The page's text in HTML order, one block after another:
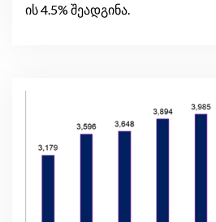
ის 4.5% შეადგინა.